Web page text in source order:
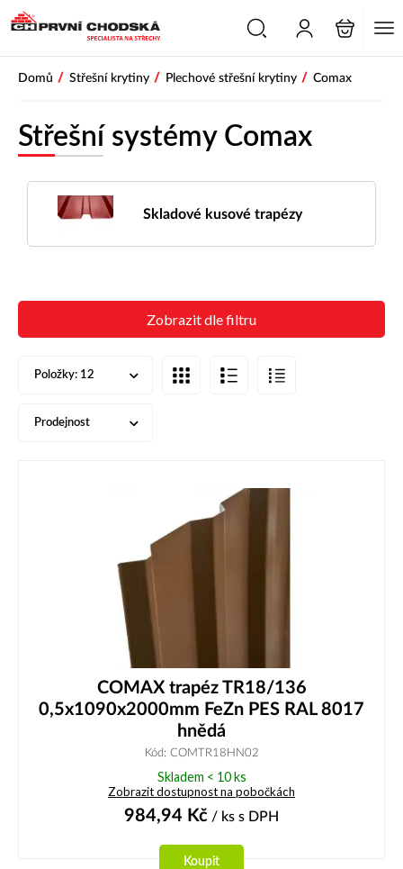
Domů / Střešní krytiny / Plechové střešní krytiny / Comax
Střešní systémy Comax
Skladové kusové trapézy
Zobrazit dle filtru
Položky: 12
Prodejnost
COMAX trapéz TR18/136
0,5x1090x2000mm FeZn PES RAL 8017
hnědá
Kód: COMTR18HN02
Skladem < 10 ks
Zobrazit dostupnost na pobočkách
984,94 Kč / ks s DPH
Koupit